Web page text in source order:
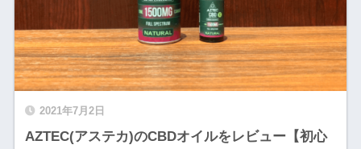
2021年7月2日
AZTEC(アステカ)のCBDオイルをレビュー【初心